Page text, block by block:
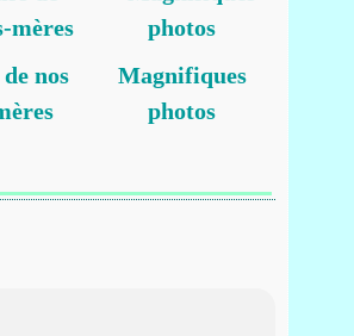
nos
Magnifiques
photos